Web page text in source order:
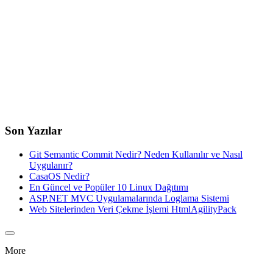
Son Yazılar
Git Semantic Commit Nedir? Neden Kullanılır ve Nasıl
Uygulanır?
CasaOS Nedir?
En Güncel ve Popüler 10 Linux Dağıtımı
ASP.NET MVC Uygulamalarında Loglama Sistemi
Web Sitelerinden Veri Çekme İşlemi HtmlAgilityPack
More